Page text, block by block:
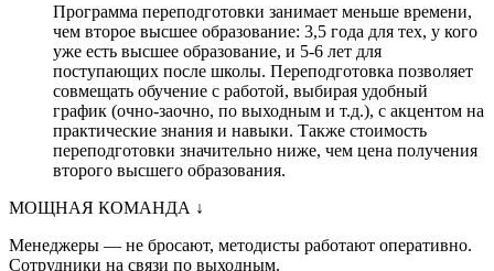
Программа переподготовки занимает меньше времени,
чем второе высшее образование: 3,5 года для тех, у кого
уже есть высшее образование, и 5-6 лет для
поступающих после школы. Переподготовка позволяет
совмещать обучение с работой, выбирая удобный
график (очно-заочно, по выходным и т.д.), с акцентом на
практические знания и навыки. Также стоимость
переподготовки значительно ниже, чем цена получения
второго высшего образования.
МОЩНАЯ КОМАНДА ↓
Менеджеры — не бросают, методисты работают оперативно.
Сотрудники на связи по выходным.